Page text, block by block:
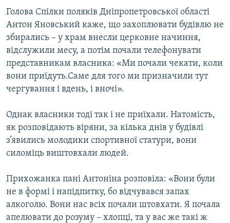
Голова Спілки поляків Дніпропетровської області
Антон Яновський каже, що захоплювати будівлю не
збирались – у храм внесли церковне начиння,
відслужили месу, а потім почали телефонувати
представникам власника: «Ми почали чекати, коли
вони приїдуть.Саме для того ми призначили тут
чергування і вдень, і вночі».
Однак власники тоді так і не приїхали. Натомість,
як розповідають віряни, за кілька днів у будівлі
з’явились молодики спортивної статури, вони
силоміць виштовхали людей.
Прихожанка пані Антоніна розповіла: «Вони були
не в формі і напідпитку, бо відчувався запах
алкоголю. Вони нас всіх почали штовхати. Я почала
апелювати до розуму – хлопці, та у вас же такі ж